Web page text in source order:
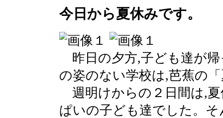
今日から夏休みです。
昨日の夕方,子ども達が
の姿のない学校は,芭蕉の
週明けからの２日間は,
ぱいの子ども達でした。